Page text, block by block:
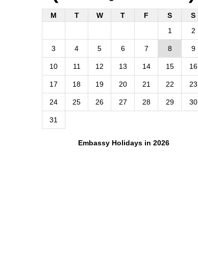
M T W T F S
S
1
2
3 4 5 6 7 8 9
10 11 12 13 14 15 16
17 18 19 20 21 22 23
24 25 26 27 28 29 30
31
Embassy Holidays in 2026